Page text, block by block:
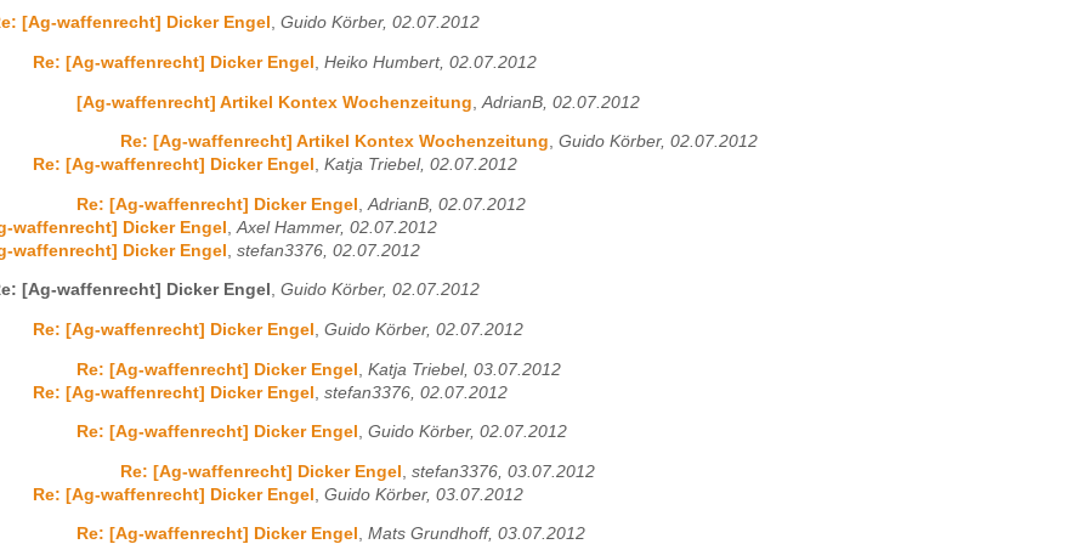
[Ag-waffenrecht] Dicker Engel , Guido Körber, 02.07.2012
Re: [Ag-waffenrecht] Dicker Engel , Heiko Humbert, 02.07.2012
[Ag-waffenrecht] Artikel Kontex Wochenzeitung AdrianB, 02.07.2012
Re: [Ag-waffenrecht] Artikel Kontex Wochenzeitung, Guido Körber, 02.07.2012
Re: [Ag-waffenrecht] Dicker Engel , Katja Triebel, 02.07.2012
Re: [Ag-waffenrecht] Dicker Engel
AdrianB, 02.07.2012
waffenrecht] Dicker Engel
Axel Hammer, 02.07.2012
waffenrecht] Dicker Engel
stefan3376, 02.07.2012
[Ag-waffenrecht] Dicker Engel , Guido Körber, 02.07.2012
Re: [Ag-waffenrecht] Dicker Engel , Guido Körber, 02.07.2012
Re: [Ag-waffenrecht] Dicker Engel Katja Triebel, 03.07.2012
Re: [Ag-waffenrecht] Dicker Engel stefan3376, 02.07.2012
Re: [Ag-waffenrecht] Dicker Engel , Guido Körber, 02.07.2012
Re: [Ag-waffenrecht] Dicker Engel
stefan3376, 03.07.2012
Re: [Ag-waffenrecht] Dicker Engel
Guido Körber, 03.07.2012
Re: [Ag-waffenrecht] Dicker Engel , Mats Grundhoff, 03.07.2012